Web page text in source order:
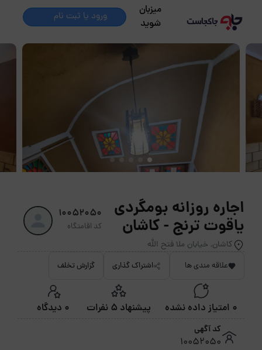
میزبان
شوید
ورود یا ثبت نام
اجاره روزانه بومگردی
یاقوت ترنج - کاشان
کاشان, خیابان ملا فتح الله
10052050
کد اقامتگاه
علاقه مندی ها اشتراک گذاری گزارش تخلف
0 امتیاز داده نشده پیشنهاد 5 نفرات 0 دیدگاه
کد آگهی
10052050